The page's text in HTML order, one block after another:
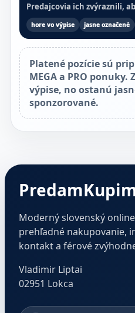
Predajcovia ich zvýraznili,
hore vo výpise jasne označené
Platené pozície sú
MEGA a PRO ponuky.
výpise, no ostanú
sponzorované.
Moderný slovenský
prehľadné nakupovanie,
kontakt a férové
Vladimir Liptai
02951 Lokca